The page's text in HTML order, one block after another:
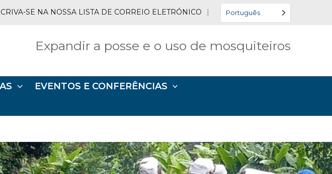
SE NA NOSSA LISTA DE CORREIO ELETRÓNICO | Português
Expandir a posse e o uso de mosquiteiros
EVENTOS E CONFERÊNCIAS